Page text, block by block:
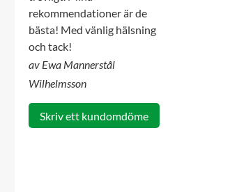
rekommendationer är de
bästa! Med vänlig hälsning
och tack!
av Ewa Mannerstål
Wilhelmsson
Skriv ett kundomdöme